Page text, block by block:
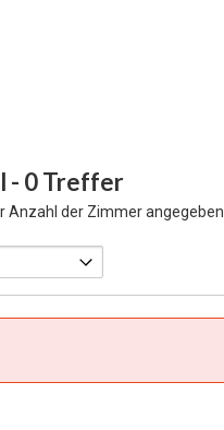
- 0 Treffer
Anzahl der Zimmer angegeben